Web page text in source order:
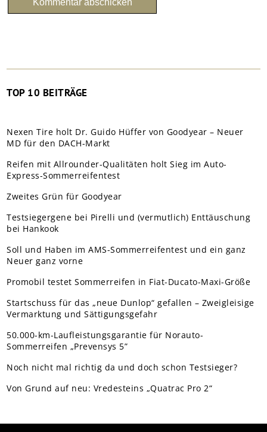
TOP 10 BEITRÄGE
Nexen Tire holt Dr. Guido Hüffer von Goodyear – Neuer
MD für den DACH-Markt
Reifen mit Allrounder-Qualitäten holt Sieg im Auto-
Express-Sommerreifentest
Zweites Grün für Goodyear
Testsiegergene bei Pirelli und (vermutlich) Enttäuschung
bei Hankook
Soll und Haben im AMS-Sommerreifentest und ein ganz
Neuer ganz vorne
Promobil testet Sommerreifen in Fiat-Ducato-Maxi-Größe
Startschuss für das „neue Dunlop“ gefallen – Zweigleisige
Vermarktung und Sättigungsgefahr
50.000-km-Laufleistungsgarantie für Norauto-
Sommerreifen „Prevensys 5”
Noch nicht mal richtig da und doch schon Testsieger?
Von Grund auf neu: Vredesteins „Quatrac Pro 2“